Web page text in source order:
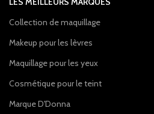
Collection de maquillage
Makeup pour les lèvres
Maquillage pour les yeux
Cosmétique pour le teint
Marque D'Donna